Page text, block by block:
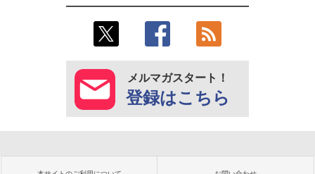
メルマガスタート！
登録はこちら